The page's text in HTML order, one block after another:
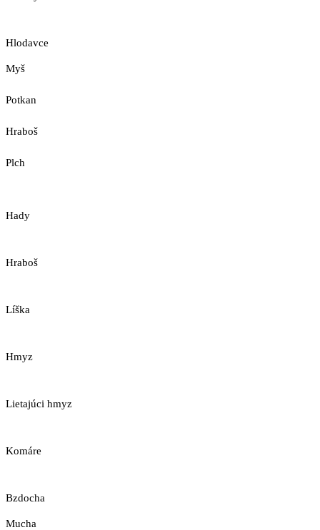
Hlodavce
Myš
Potkan
Hraboš
Plch
Hady
Hraboš
Líška
Hmyz
Lietajúci hmyz
Komáre
Bzdocha
Mucha